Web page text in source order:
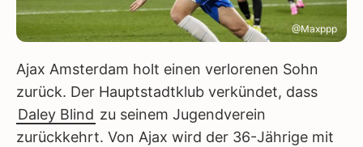
@Maxppp
Ajax Amsterdam holt einen verlorenen Sohn
zurück. Der Hauptstadtklub verkündet, dass
Daley Blind zu seinem Jugendverein
zurückkehrt. Von Ajax wird der 36-Jährige mit